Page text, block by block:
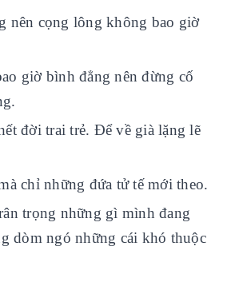
HÀNG
nên cọng lông không bao giờ
giờ bình đẳng nên đừng cố
đời trai trẻ. Để về già lặng lẽ
chỉ những đứa tử tế mới theo.
trọng những gì mình đang
dòm ngó những cái khó thuộc